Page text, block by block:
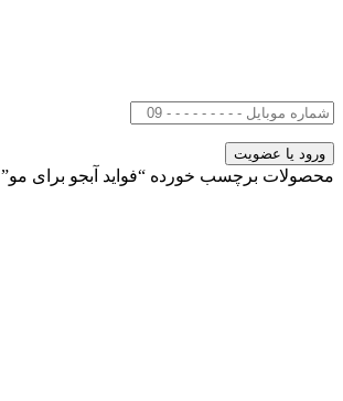
محصولات برچسب خورده “فواید آبجو برای مو”